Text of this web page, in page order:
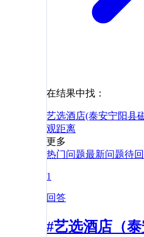
在结果中找：
艺选酒店(泰安宁阳县
观距离
更多
热门问题最新问题待
1
回答
#艺选酒店（